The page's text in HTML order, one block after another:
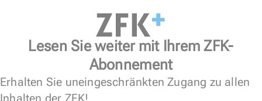
Lesen Sie weiter mit Ihrem ZFK-
Abonnement
Erhalten Sie uneingeschränkten Zugang zu allen
Inhalten der ZFK!